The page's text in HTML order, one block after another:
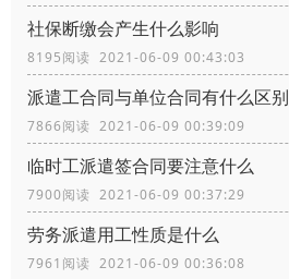
社保断缴会产生什么影响
8195阅读 2021-06-09 00:43:03
派遣工合同与单位合同有什么区别
7866阅读 2021-06-09 00:39:09
临时工派遣签合同要注意什么
7900阅读 2021-06-09 00:37:29
劳务派遣用工性质是什么
7961阅读 2021-06-09 00:36:08